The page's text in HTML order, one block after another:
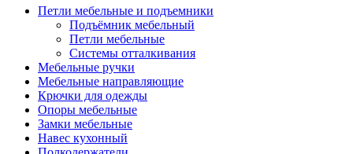
Петли мебельные и подъемники
Подъёмник мебельный
Петли мебельные
Системы отталкивания
Мебельные ручки
Мебельные направляющие
Крючки для одежды
Опоры мебельные
Замки мебельные
Навес кухонный